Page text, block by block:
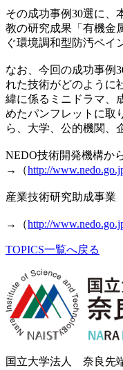
その成功事例30選に、
教の研究成果「有機金
ぐ環境調和型防汚ペイ
なお、今回の成功事例
れた技術がどのように
緯に係るミニドラマ、
めたパンフレットに取
ら、大学、公的機関、
NEDO技術開発機構か
→（http://
産業技術研究助成事
→（http://
TOPICS一覧へ戻る
国立大学法人 奈良先